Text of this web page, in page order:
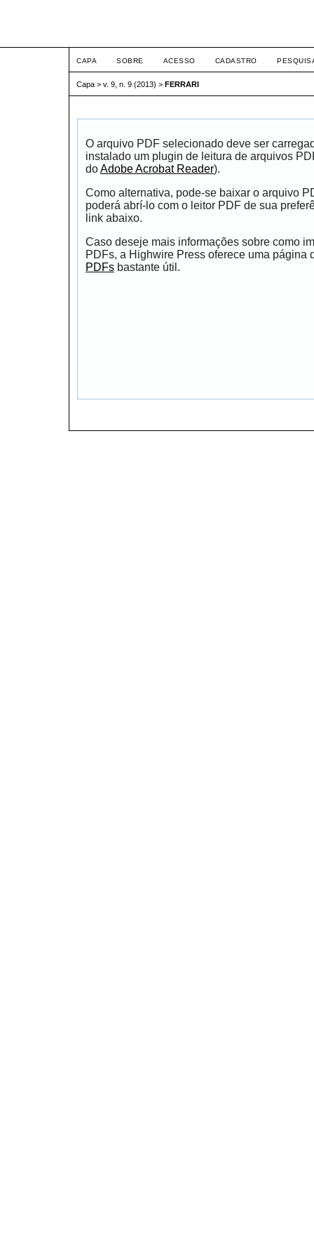
CAPA SOBRE ACESSO CADASTRO
Capa > v. 9, n. 9 (2013) > FERRARI
O arquivo PDF selecionado deve ser
instalado um plugin de leitura de arquivos
doAdobe Acrobat Reader).
Como alternativa, pode-se baixar o arquivo
poderá abrí-lo com o leitor PDF de sua
link abaixo.
Caso deseje mais informações sobre como
PDFs, a Highwire Press oferece uma página
PDFs bastante útil.